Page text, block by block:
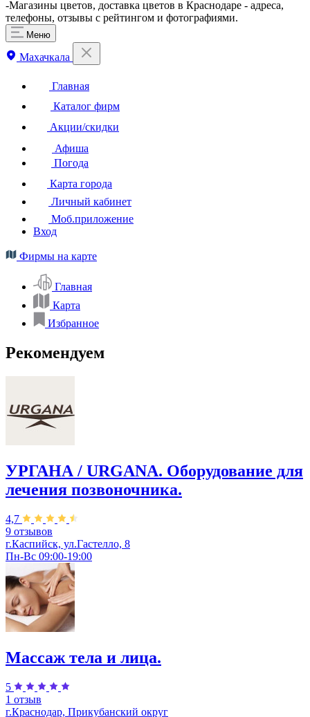
-Магазины цветов, доставка цветов в Краснодаре - адреса,
телефоны, отзывы с рейтингом и фотографиями.
Меню
Махачкала
Главная
Каталог фирм
Акции/скидки
Афиша
Погода
Карта города
Личный кабинет
Моб.приложение
Вход
Фирмы на карте
Главная
Карта
Избранное
Рекомендуем
УРГАНА / URGANA. Оборудование для
лечения позвоночника.
4,7
9 отзывов
г.Каспийск, ул.Гастелло, 8
Пн-Вс 09:00-19:00
Массаж тела и лица.
5
1 отзыв
г.Краснодар, Прикубанский округ